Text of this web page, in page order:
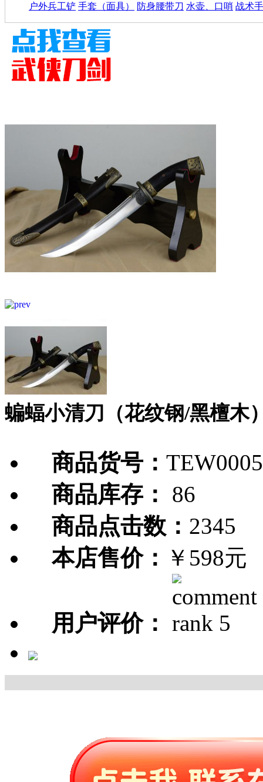
户外兵工铲 手套（面具） 防身腰带刀 水壶、口哨 战术
蝙蝠小清刀（花纹钢/黑檀木
商品货号：
商品库存：
86
商品点击数： 2345
本店售价： ￥598元
用户评价：